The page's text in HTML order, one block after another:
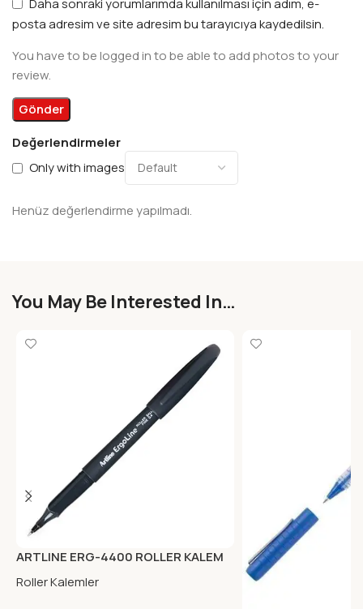
Değerlendirmeler
Only with images
Henüz değerlendirme yapılmadı.
Daha sonraki yorumlarımda kullanılması için adım, e-
posta adresim ve site adresim bu tarayıcıya kaydedilsin.
You have to be logged in to be able to add photos to your
review.
You May Be Interested In…
ARTLINE ERG-4400 ROLLER KALEM
Roller Kalemler